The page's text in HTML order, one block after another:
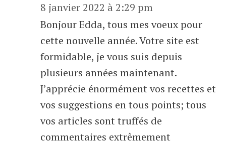
8 janvier 2022 à 2:29 pm
Bonjour Edda, tous mes voeux pour
cette nouvelle année. Votre site est
formidable, je vous suis depuis
plusieurs années maintenant.
J’apprécie énormément vos recettes et
vos suggestions en tous points; tous
vos articles sont truffés de
commentaires extrêmement